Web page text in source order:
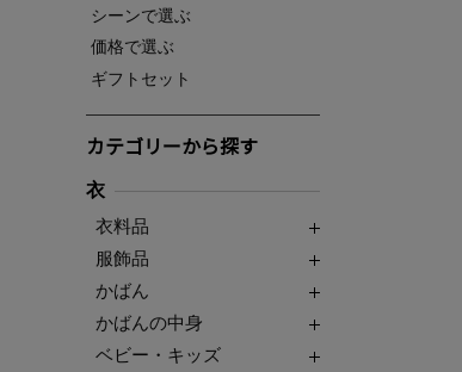
シーンで選ぶ
価格で選ぶ
ギフトセット
カテゴリーから探す
衣
衣料品
服飾品
かばん
かばんの中身
ベビー・キッズ